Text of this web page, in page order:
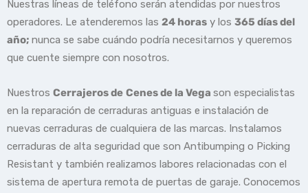
Nuestras líneas de teléfono serán atendidas por nuestros
operadores. Le atenderemos las 24 horas y los 365 días del
año; nunca se sabe cuándo podría necesitarnos y queremos
que cuente siempre con nosotros.
Nuestros Cerrajeros de Cenes de la Vega son especialistas
en la reparación de cerraduras antiguas e instalación de
nuevas cerraduras de cualquiera de las marcas. Instalamos
cerraduras de alta seguridad que son Antibumping o Picking
Resistant y también realizamos labores relacionadas con el
sistema de apertura remota de puertas de garaje. Conocemos